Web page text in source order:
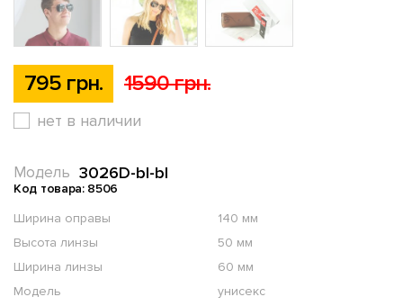
795 грн. 1590 грн.
нет в наличии
3026D-bl-bl
Модель
Код товара: 8506
Ширина оправы
140 мм
Высота линзы
50 мм
Ширина линзы
60 мм
Модель
унисекс